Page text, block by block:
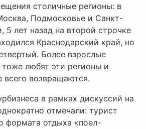
столичные регионы: в
Подмосковье и Санкт-
5 лет назад на второй строчке
Краснодарский край, но
Более взрослые
любят эти регионы и
возвращаются.
в рамках дискуссий на
отмечали: турист
формата отдыха «поел-